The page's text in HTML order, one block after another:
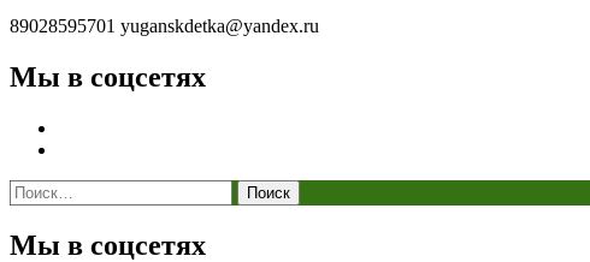
89028595701 yuganskdetka@yandex.ru
Мы в соцсетях
Найти:
Мы в соцсетях